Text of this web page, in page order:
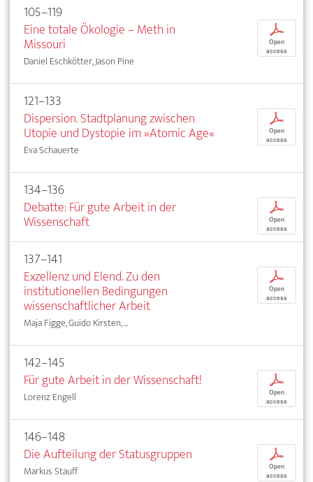
105–119
Eine totale Ökologie – Meth in
Missouri
Daniel Eschkötter, Jason Pine
p
Open
access
121–133
Dispersion. Stadtplanung zwischen
Utopie und Dystopie im »Atomic Age«
Eva Schauerte
p
Open
access
134–136
Debatte: Für gute Arbeit in der
Wissenschaft
p
Open
access
137–141
Exzellenz und Elend. Zu den
institutionellen Bedingungen
wissenschaftlicher Arbeit
Maja Figge, Guido Kirsten, ...
p
Open
access
142–145
Für gute Arbeit in der Wissenschaft!
Lorenz Engell
p
Open
access
146–148
Die Aufteilung der Statusgruppen
Markus Stauff
p
Open
access